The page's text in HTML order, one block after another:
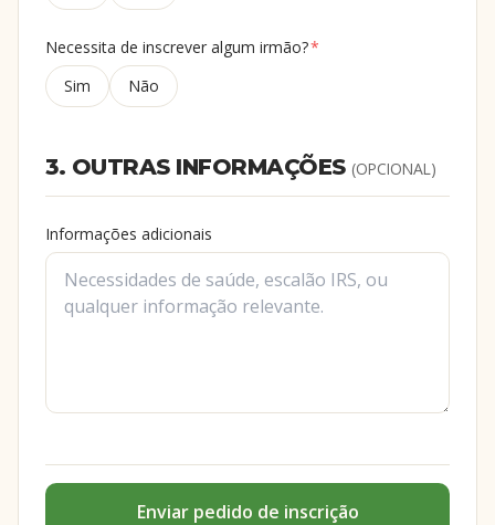
Necessita de inscrever algum irmão?*
Sim
Não
3. OUTRAS INFORMAÇÕES (OPCIONAL)
Informações adicionais
Enviar pedido de inscrição